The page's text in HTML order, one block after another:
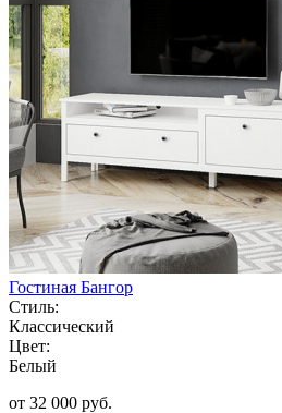
Гостиная Бангор
Стиль:
Классический
Цвет:
Белый
от 32 000 руб.